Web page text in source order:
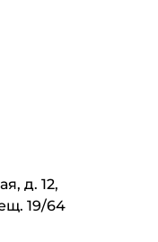
д. 12,
19/64